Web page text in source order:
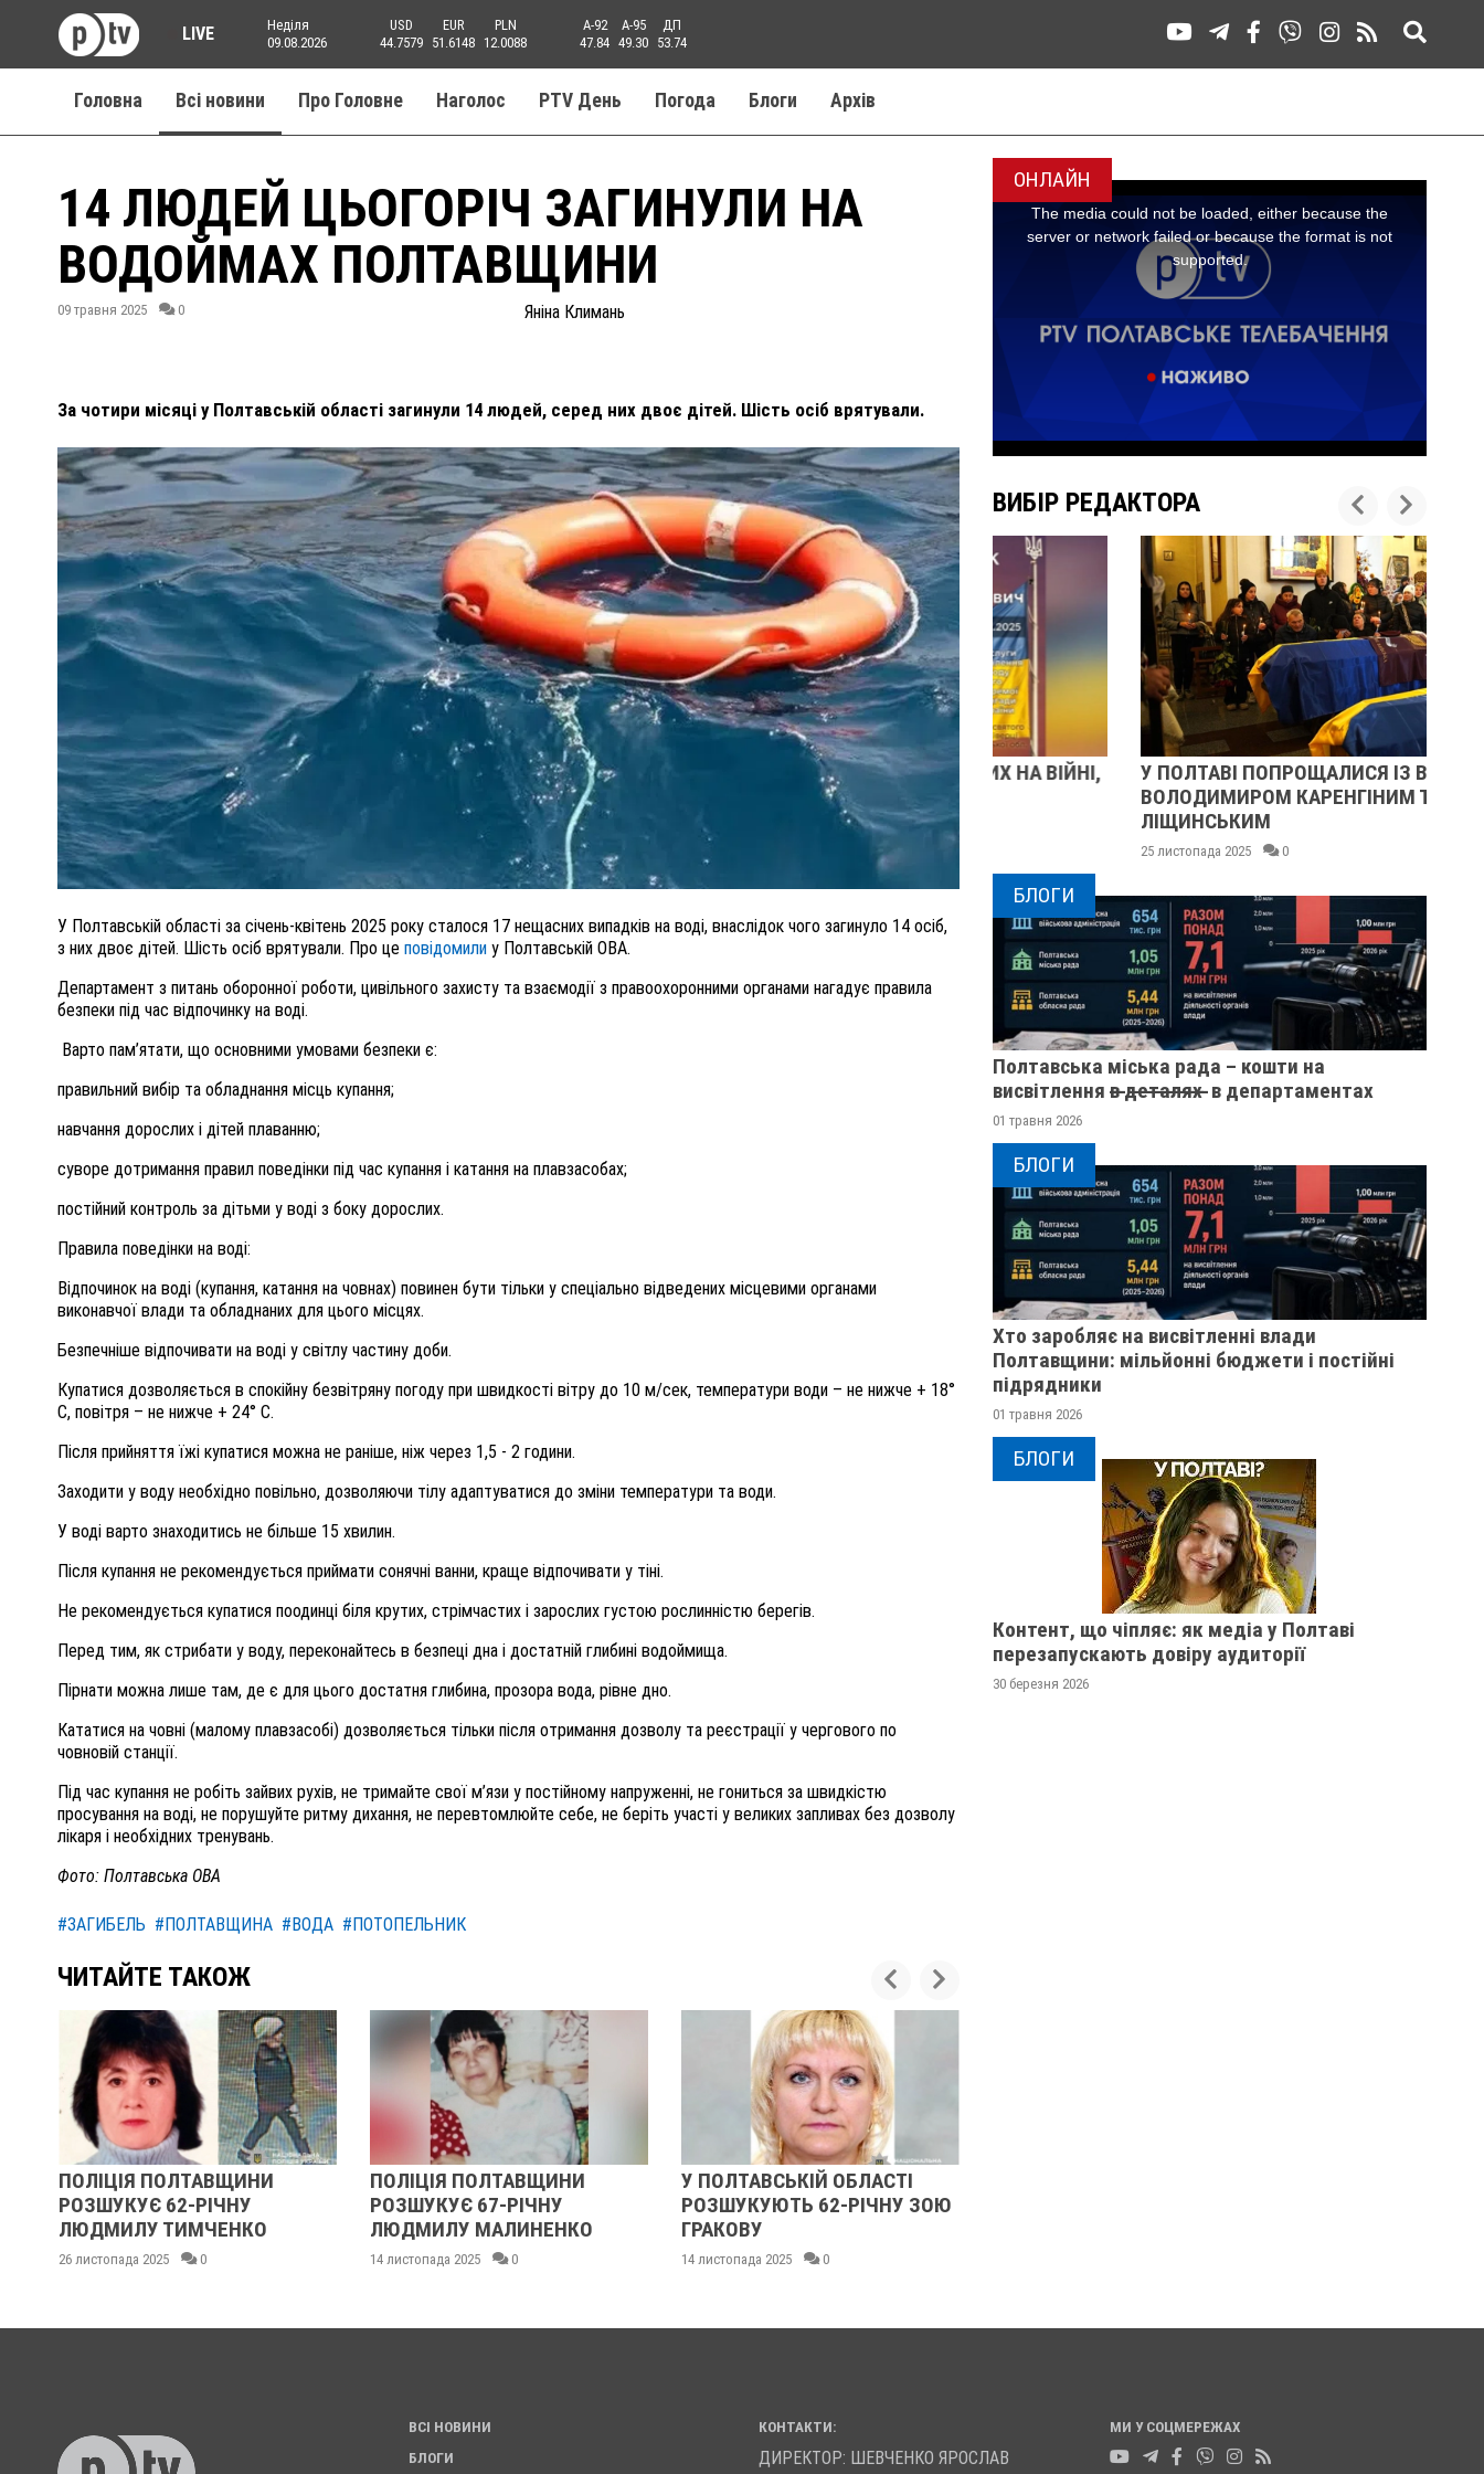
LIVE
Неділя
09.08.2026
USD
44.7579
EUR
51.6148
PLN
12.0088
A-92
47.84
A-95
49.30
ДП
53.74
Головна Всі новини Про Головне Наголос PTV День Погода Блоги Aрхів
14 ЛЮДЕЙ ЦЬОГОРІЧ ЗАГИНУЛИ НА
ВОДОЙМАХ ПОЛТАВЩИНИ
09 травня 2025 0 Яніна Климань
За чотири місяці у Полтавській області загинули 14 людей, серед них двоє дітей. Шість осіб врятували.
У Полтавській області за січень-квітень 2025 року сталося 17 нещасних випадків на воді, внаслідок чого загинуло 14 осіб,
з них двоє дітей. Шість осіб врятували. Про це повідомили у Полтавській ОВА.
Департамент з питань оборонної роботи, цивільного захисту та взаємодії з правоохоронними органами нагадує правила
безпеки під час відпочинку на воді.
Варто пам’ятати, що основними умовами безпеки є:
правильний вибір та обладнання місць купання;
навчання дорослих і дітей плаванню;
суворе дотримання правил поведінки під час купання і катання на плавзасобах;
постійний контроль за дітьми у воді з боку дорослих.
Правила поведінки на воді:
Відпочинок на воді (купання, катання на човнах) повинен бути тільки у спеціально відведених місцевими органами
виконавчої влади та обладнаних для цього місцях.
Безпечніше відпочивати на воді у світлу частину доби.
Купатися дозволяється в спокійну безвітряну погоду при швидкості вітру до 10 м/сек, температури води – не нижче + 18°
C, повітря – не нижче + 24° C.
Після прийняття їжі купатися можна не раніше, ніж через 1,5 - 2 години.
Заходити у воду необхідно повільно, дозволяючи тілу адаптуватися до зміни температури та води.
У воді варто знаходитись не більше 15 хвилин.
Після купання не рекомендується приймати сонячні ванни, краще відпочивати у тіні.
Не рекомендується купатися поодинці біля крутих, стрімчастих і зарослих густою рослинністю берегів.
Перед тим, як стрибати у воду, переконайтесь в безпеці дна і достатній глибині водоймища.
Пірнати можна лише там, де є для цього достатня глибина, прозора вода, рівне дно.
Кататися на човні (малому плавзасобі) дозволяється тільки після отримання дозволу та реєстрації у чергового по
човновій станції.
Під час купання не робіть зайвих рухів, не тримайте свої м’язи у постійному напруженні, не гониться за швидкістю
просування на воді, не порушуйте ритму дихання, не перевтомлюйте себе, не беріть участі у великих запливах без дозволу
лікаря і необхідних тренувань.
Фото: Полтавська ОВА
#ЗАГИБЕЛЬ #ПОЛТАВЩИНА #ВОДА #ПОТОПЕЛЬНИК
ЧИТАЙТЕ ТАКОЖ
ПОЛТАВЩИНИ
62-РІЧНУ
ТИМЧЕНКО
2025 0
ПОЛІЦІЯ ПОЛТАВЩИНИ
РОЗШУКУЄ 67-РІЧНУ
ЛЮДМИЛУ МАЛИНЕНКО
14 листопада 2025 0
У ПОЛТАВСЬКІЙ ОБЛАСТІ
РОЗШУКУЮТЬ 62-РІЧНУ ЗОЮ
ГРАКОВУ
14 листопада 2025 0
РОЗШУКУЮТЬ 82-РІЧНУ
ОНЛАЙН
ВИБІР РЕДАКТОРА
ПОЛІЦІЯ ПОЛТАВЩИНИ РОЗШУКУЄ 62-РІЧНУ
ЛЮДМИЛУ ТИМЧЕНКО
26 листопада 2025
ВНАСЛІДОК ПОРАНЕНЬ, ОТРИМАНИХ НА ВІЙНІ,
ПОМЕР ВОЇН ЮРІЙ ВОЙТИК
25 листопада 2025
У ПОЛТАВІ ПОПРОЩАЛИСЯ ІЗ ВІЙСЬКОВИМИ
ВОЛОДИМИРОМ КАРЕНГІНИМ ТА ОЛЕГОМ
БЛОГИ
Полтавська міська рада – кошти на
висвітлення в̶ ̶д̶е̶т̶а̶л̶я̶х̶ ̶ в департаментах
01 травня 2026
БЛОГИ
Хто заробляє на висвітленні влади
Полтавщини: мільйонні бюджети і постійні
підрядники
01 травня 2026
БЛОГИ
Контент, що чіпляє: як медіа у Полтаві
перезапускають довіру аудиторії
30 березня 2026
ВСІ НОВИНИ
БЛОГИ
КОНТАКТИ:
ДИРЕКТОР: ШЕВЧЕНКО ЯРОСЛАВ
МИ У СОЦМЕРЕЖАХ